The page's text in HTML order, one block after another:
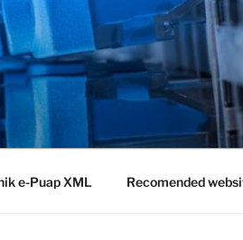
e-Puap XML Recomended